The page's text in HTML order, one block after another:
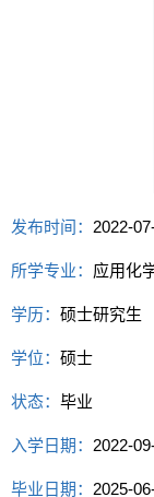
发布时间： 2022-
所学专业： 应用化
学历：硕士研究生
学位：硕士
状态：毕业
入学日期： 2022-
毕业日期： 2025-